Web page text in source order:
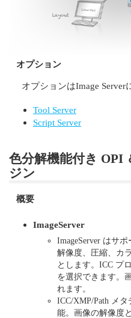
オプション
オプションはImage Server
Tool Server
Script Server
色分解機能付き OPI
ジン
概要
ImageServer
ImageServer はサ
解像度、圧縮、カ
とします。ICC プ
を選択できます。
れます。
ICC/XMP/Path メ
能。画像の解像度